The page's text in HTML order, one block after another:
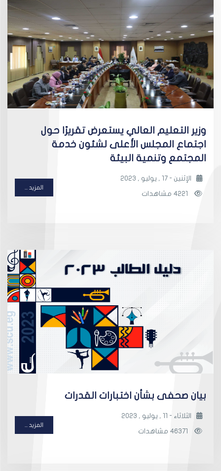
وزير التعليم العالي يستعرض تقريرًا حول
اجتماع المجلس الأعلى لشئون خدمة
المجتمع وتنمية البيئة
الإثنين - 17 , يوليو , 2023
المزيد ...
بيان صحفى بشأن اختبارات القدرات
الثلاثاء - 11 , يوليو , 2023
المزيد ...